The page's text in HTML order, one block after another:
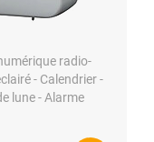
radio-
- Calendrier -
lune - Alarme